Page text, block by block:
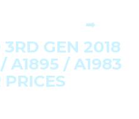
➡
GEN 2018
A1895 / A1983
PRICES